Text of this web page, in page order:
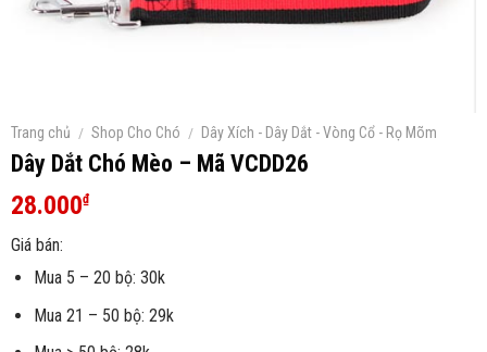
Trang chủ / Shop Cho Chó / Dây Xích - Dây Dắt - Vòng Cổ - Rọ Mõm
Dây Dắt Chó Mèo – Mã VCDD26
28.000₫
Giá bán:
Mua 5 – 20 bộ: 30k
Mua 21 – 50 bộ: 29k